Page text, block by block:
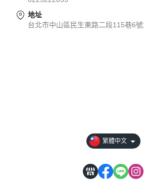
地址
台北市中山區民生東路二段115巷6
繁體中文